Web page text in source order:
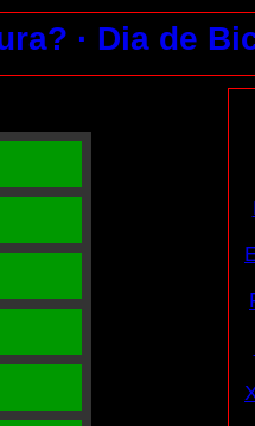
· Dia de